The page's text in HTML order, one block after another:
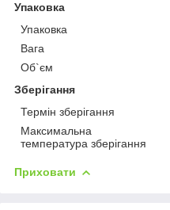
Упаковка
Упаковка
Вага
Об`єм
Зберігання
Термін зберігання
Максимальна
температура зберігання
Приховати